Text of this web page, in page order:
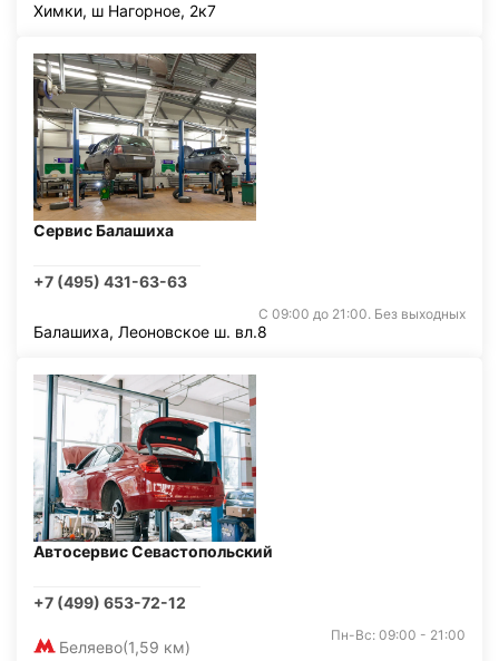
Химки, ш Нагорное, 2к7
Сервис Балашиха
+7 (495) 431-63-63
С 09:00 до 21:00. Без выходных
Балашиха, Леоновское ш. вл.8
Автосервис Севастопольский
+7 (499) 653-72-12
Беляево(1,59 км)
Пн-Вс: 09:00 - 21:00